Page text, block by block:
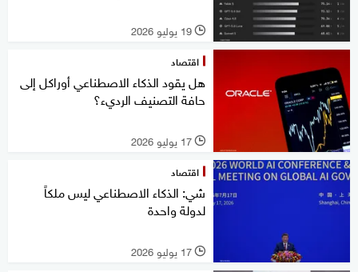
l 19 يوليو 2026
اقتصاد
هل يقود الذكاء الاصطناعي أوراكل إلى
حافة التصنيف الرديء؟
l 17 يوليو 2026
اقتصاد
شي: الذكاء الاصطناعي ليس ملكاً
لدولة واحدة
l 17 يوليو 2026